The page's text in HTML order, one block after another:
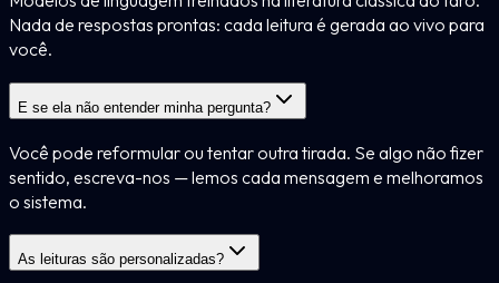
Nada de respostas prontas: cada leitura é gerada ao vivo para
você.
E se ela não entender minha pergunta?
Você pode reformular ou tentar outra tirada. Se algo não fizer
sentido, escreva-nos — lemos cada mensagem e melhoramos
o sistema.
As leituras são personalizadas?